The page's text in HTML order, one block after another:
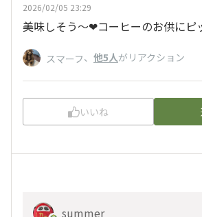
2026/02/05 23:29
美味しそう〜❤コーヒーのお供にピ
スマーフ、 他5人がリアクション
いいね
summer